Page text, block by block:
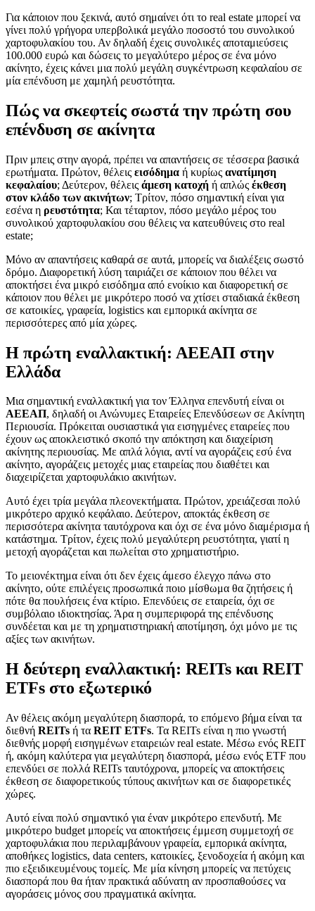
Για κάποιον που ξεκινά, αυτό σημαίνει ότι το real estate μπορεί να
γίνει πολύ γρήγορα υπερβολικά μεγάλο ποσοστό του συνολικού
χαρτοφυλακίου του. Αν δηλαδή έχεις συνολικές αποταμιεύσεις
100.000 ευρώ και δώσεις το μεγαλύτερο μέρος σε ένα μόνο
ακίνητο, έχεις κάνει μια πολύ μεγάλη συγκέντρωση κεφαλαίου σε
μία επένδυση με χαμηλή ρευστότητα.
Πώς να σκεφτείς σωστά την πρώτη σου
επένδυση σε ακίνητα
Πριν μπεις στην αγορά, πρέπει να απαντήσεις σε τέσσερα βασικά
ερωτήματα. Πρώτον, θέλεις εισόδημα ή κυρίως ανατίμηση
κεφαλαίου; Δεύτερον, θέλεις άμεση κατοχή ή απλώς έκθεση
στον κλάδο των ακινήτων; Τρίτον, πόσο σημαντική είναι για
εσένα η ρευστότητα; Και τέταρτον, πόσο μεγάλο μέρος του
συνολικού χαρτοφυλακίου σου θέλεις να κατευθύνεις στο real
estate;
Μόνο αν απαντήσεις καθαρά σε αυτά, μπορείς να διαλέξεις σωστό
δρόμο. Διαφορετική λύση ταιριάζει σε κάποιον που θέλει να
αποκτήσει ένα μικρό εισόδημα από ενοίκιο και διαφορετική σε
κάποιον που θέλει με μικρότερο ποσό να χτίσει σταδιακά έκθεση
σε κατοικίες, γραφεία, logistics και εμπορικά ακίνητα σε
περισσότερες από μία χώρες.
Η πρώτη εναλλακτική: ΑΕΕΑΠ στην
Ελλάδα
Μια σημαντική εναλλακτική για τον Έλληνα επενδυτή είναι οι
ΑΕΕΑΠ, δηλαδή οι Ανώνυμες Εταιρείες Επενδύσεων σε Ακίνητη
Περιουσία. Πρόκειται ουσιαστικά για εισηγμένες εταιρείες που
έχουν ως αποκλειστικό σκοπό την απόκτηση και διαχείριση
ακίνητης περιουσίας. Με απλά λόγια, αντί να αγοράζεις εσύ ένα
ακίνητο, αγοράζεις μετοχές μιας εταιρείας που διαθέτει και
διαχειρίζεται χαρτοφυλάκιο ακινήτων.
Αυτό έχει τρία μεγάλα πλεονεκτήματα. Πρώτον, χρειάζεσαι πολύ
μικρότερο αρχικό κεφάλαιο. Δεύτερον, αποκτάς έκθεση σε
περισσότερα ακίνητα ταυτόχρονα και όχι σε ένα μόνο διαμέρισμα ή
κατάστημα. Τρίτον, έχεις πολύ μεγαλύτερη ρευστότητα, γιατί η
μετοχή αγοράζεται και πωλείται στο χρηματιστήριο.
Το μειονέκτημα είναι ότι δεν έχεις άμεσο έλεγχο πάνω στο
ακίνητο, ούτε επιλέγεις προσωπικά ποιο μίσθωμα θα ζητήσεις ή
πότε θα πουλήσεις ένα κτίριο. Επενδύεις σε εταιρεία, όχι σε
συμβόλαιο ιδιοκτησίας. Άρα η συμπεριφορά της επένδυσης
συνδέεται και με τη χρηματιστηριακή αποτίμηση, όχι μόνο με τις
αξίες των ακινήτων.
Η δεύτερη εναλλακτική: REITs και REIT
ETFs στο εξωτερικό
Αν θέλεις ακόμη μεγαλύτερη διασπορά, το επόμενο βήμα είναι τα
διεθνή REITs ή τα REIT ETFs. Τα REITs είναι η πιο γνωστή
διεθνής μορφή εισηγμένων εταιρειών real estate. Μέσω ενός REIT
ή, ακόμη καλύτερα για μεγαλύτερη διασπορά, μέσω ενός ETF που
επενδύει σε πολλά REITs ταυτόχρονα, μπορείς να αποκτήσεις
έκθεση σε διαφορετικούς τύπους ακινήτων και σε διαφορετικές
χώρες.
Αυτό είναι πολύ σημαντικό για έναν μικρότερο επενδυτή. Με
μικρότερο budget μπορείς να αποκτήσεις έμμεση συμμετοχή σε
χαρτοφυλάκια που περιλαμβάνουν γραφεία, εμπορικά ακίνητα,
αποθήκες logistics, data centers, κατοικίες, ξενοδοχεία ή ακόμη και
πιο εξειδικευμένους τομείς. Με μία κίνηση μπορείς να πετύχεις
διασπορά που θα ήταν πρακτικά αδύνατη αν προσπαθούσες να
αγοράσεις μόνος σου πραγματικά ακίνητα.